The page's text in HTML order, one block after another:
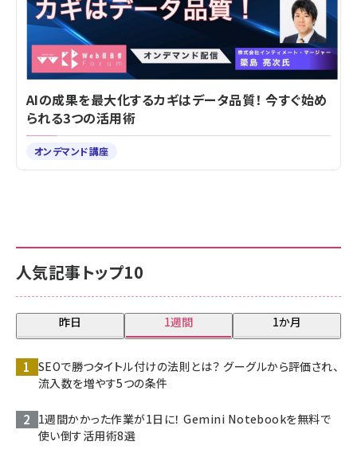
人気記事トップ10
昨日 1週間 1か月
SEOで勝つタイトル付けの法則とは？ グーグルから評価され、
流入数を増やす5つの条件
1週間かかった作業が1日に！ Gemini Notebookを無料で
使い倒す活用術8選
AIの成果を最大化するカギはデータ品質！ 今すぐ始め
られる3つの活用術
オンデマンド講座